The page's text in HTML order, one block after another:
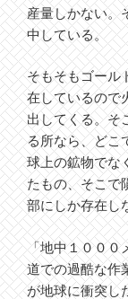
産量しかない。
中している。
そもそもゴール
在しているので
出してくる。そ
る所なら、どこ
球上の鉱物でな
たもの、そこで
部にしか存在し
「地中１０００
道での過酷な作
が地球に衝突し